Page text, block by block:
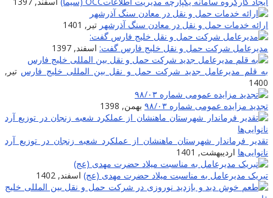
ارائه خدمات حمل و نقل در معادن سنگ آذرشهر تیر, 1401
مدیرعامل شرکت حمل و نقل خلیج فارس گفت: اسفند, 1397
به قلم مدیرعامل جدید شرکت حمل و نقل بین المللی خلیج فارس تیر,
1400
تجدید مزایده عمومی شماره ۹۸/۰۳
بهمن, 1398
تقدیر فرماندار شهرستان ماهنشان از عملکرد شعبه زنجان در توزیع آرد
نانوایی‌ها اردیبهشت, 1401
تبریک مدیرعامل به مناسبت میلاد حضرت مهدی (عج) اسفند, 1402